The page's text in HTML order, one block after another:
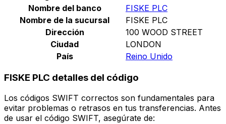
Nombre del banco
FISKE PLC
Nombre de la sucursal
FISKE PLC
Dirección
100 WOOD STREET
Ciudad
LONDON
País
Reino Unido
FISKE PLC detalles del código
Los códigos SWIFT correctos son fundamentales para
evitar problemas o retrasos en tus transferencias. Antes
de usar el código SWIFT, asegúrate de: